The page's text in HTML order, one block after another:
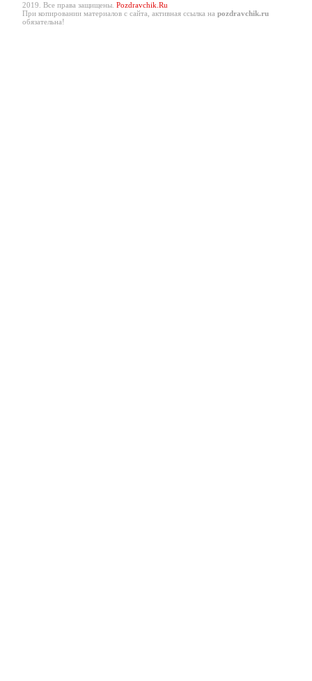
2019. Все права защищены. Pozdravchik.Ru
При копировании материалов с сайта, активная ссылка на pozdravchik.ru
обязательна!